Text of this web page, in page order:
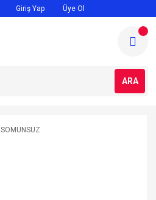
Giriş Yap Üye Ol
ARA